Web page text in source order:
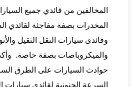
المخالفين من قائدي جميع
المخدرات بصفة مفاجئة لقائدي
وقائدى سيارات النقل الثقيل
والميكروباصات بصفة خاصة.
حوادث السيارات على الطرق
السرعة الجنونية لقائدي سيارات